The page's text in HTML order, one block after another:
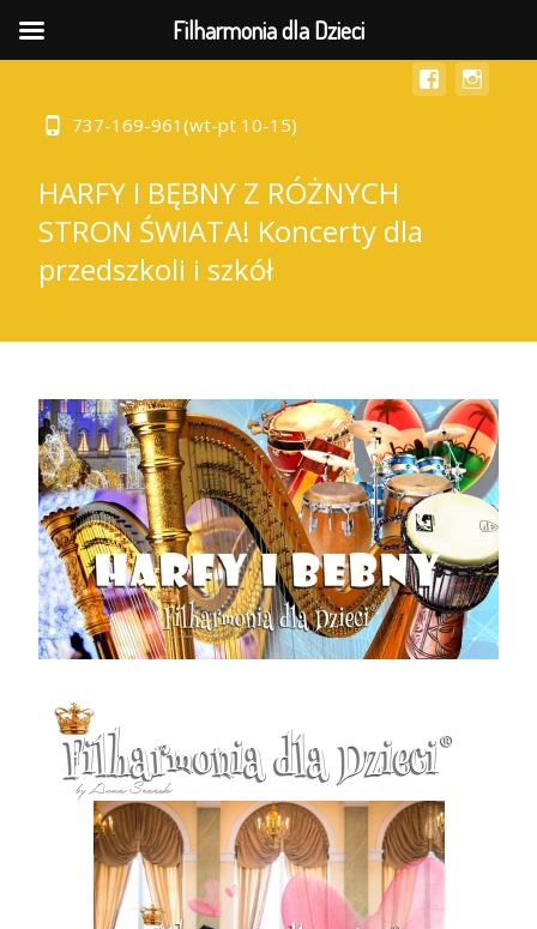
737-169-961(wt-pt 10-15)
HARFY I BĘBNY Z RÓŻNYCH
STRON ŚWIATA! Koncerty dla
przedszkoli i szkół
Filharmonia dla Dzieci